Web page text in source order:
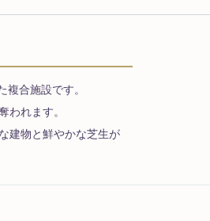
合施設です。
われます。
建物と鮮やかな芝生が